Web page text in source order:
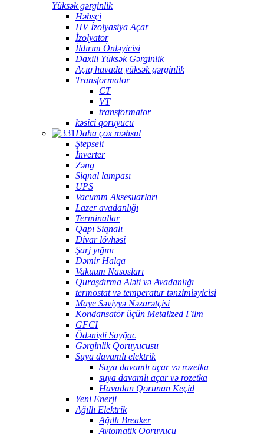
Yüksək gərginlik
Həbsçi
HV İzolyasiya Açar
İzolyator
İldırım Önləyicisi
Daxili Yüksək Gərginlik
Açıq havada yüksək gərginlik
Transformator
CT
VT
transformator
kəsici qoruyucu
Daha çox məhsul
Ştepseli
İnverter
Zəng
Siqnal lampası
UPS
Vacumm Aksesuarları
Lazer avadanlığı
Terminallar
Qapı Siqnalı
Divar lövhəsi
Şarj yığını
Dəmir Halqa
Vakuum Nasosları
Quraşdırma Aləti və Avadanlığı
termostat və temperatur tənzimləyicisi
Maye Səviyyə Nəzarətçisi
Kondansatör üçün Metallzed Film
GFCI
Ödənişli Sayğac
Gərginlik Qoruyucusu
Suya davamlı elektrik
Suya davamlı açar və rozetka
suya davamlı açar və rozetka
Havadan Qorunan Keçid
Yeni Enerji
Ağıllı Elektrik
Ağıllı Breaker
Avtomatik Qoruyucu